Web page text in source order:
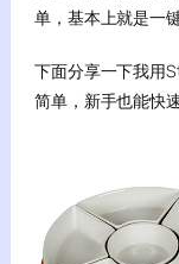
单，基本上就是一
下面分享一下我用
简单，新手也能快